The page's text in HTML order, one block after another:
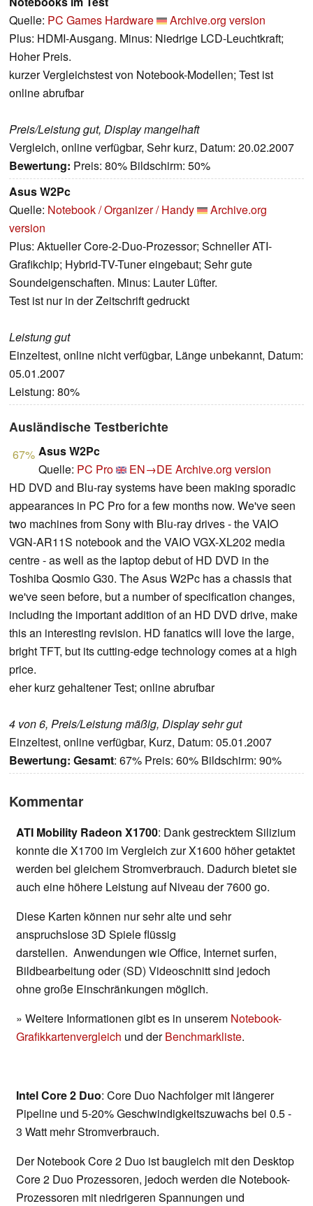
Quelle: PC Games Hardware
Archive.org version
Plus: HDMI-Ausgang. Minus: Niedrige LCD-Leuchtkraft;
Hoher Preis.
kurzer Vergleichstest von Notebook-Modellen; Test ist
online abrufbar
Preis/Leistung gut, Display mangelhaft
Vergleich, online verfügbar, Sehr kurz, Datum: 20.02.2007
Bewertung: Preis: 80% Bildschirm: 50%
Asus W2Pc
Quelle: Notebook / Organizer / Handy
Archive.org
version
Plus: Aktueller Core-2-Duo-Prozessor; Schneller ATI-
Grafikchip; Hybrid-TV-Tuner eingebaut; Sehr gute
Soundeigenschaften. Minus: Lauter Lüfter.
Test ist nur in der Zeitschrift gedruckt
Leistung gut
Einzeltest, online nicht verfügbar, Länge unbekannt, Datum:
05.01.2007
Leistung: 80%
Ausländische Testberichte
67% Asus W2Pc
Quelle: PC Pro EN→DE Archive.org version
HD DVD and Blu-ray systems have been making sporadic
appearances in PC Pro for a few months now. We've seen
two machines from Sony with Blu-ray drives - the VAIO
VGN-AR11S notebook and the VAIO VGX-XL202 media
centre - as well as the laptop debut of HD DVD in the
Toshiba Qosmio G30. The Asus W2Pc has a chassis that
we've seen before, but a number of specification changes,
including the important addition of an HD DVD drive, make
this an interesting revision. HD fanatics will love the large,
bright TFT, but its cutting-edge technology comes at a high
price.
eher kurz gehaltener Test; online abrufbar
4 von 6, Preis/Leistung mäßig, Display sehr gut
Einzeltest, online verfügbar, Kurz, Datum: 05.01.2007
Bewertung: Gesamt: 67% Preis: 60% Bildschirm: 90%
Kommentar
ATI Mobility Radeon X1700: Dank gestrecktem Silizium
konnte die X1700 im Vergleich zur X1600 höher getaktet
werden bei gleichem Stromverbrauch. Dadurch bietet sie
auch eine höhere Leistung auf Niveau der 7600 go.
Diese Karten können nur sehr alte und sehr
anspruchslose 3D Spiele flüssig
darstellen. Anwendungen wie Office, Internet surfen,
Bildbearbeitung oder (SD) Videoschnitt sind jedoch
ohne große Einschränkungen möglich.
» Weitere Informationen gibt es in unserem Notebook-
Grafikkartenvergleich und derBenchmarkliste.
Intel Core 2 Duo: Core Duo Nachfolger mit längerer
Pipeline und 5-20% Geschwindigkeitszuwachs bei 0.5 -
3 Watt mehr Stromverbrauch.
Der Notebook Core 2 Duo ist baugleich mit den Desktop
Core 2 Duo Prozessoren, jedoch werden die Notebook-
Prozessoren mit niedrigeren Spannungen und